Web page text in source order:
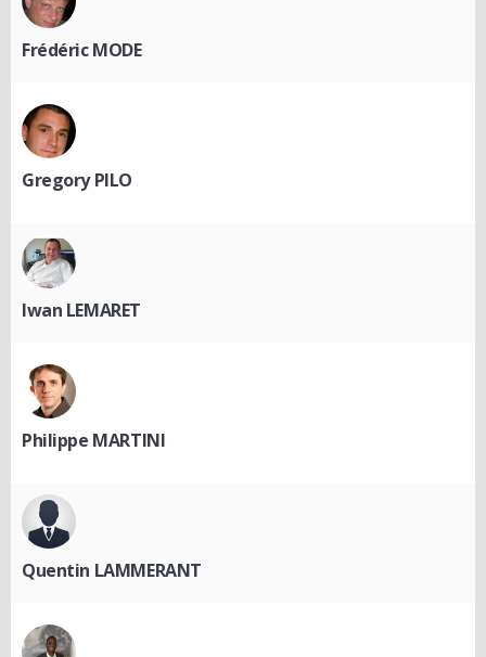
Frédéric MODE
Gregory PILO
Iwan LEMARET
Philippe MARTINI
Quentin LAMMERANT